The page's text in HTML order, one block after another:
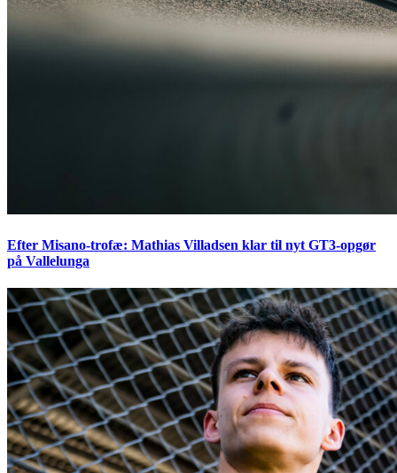
Efter Misano-trofæ: Mathias Villadsen klar til nyt GT3-opgør
på Vallelunga